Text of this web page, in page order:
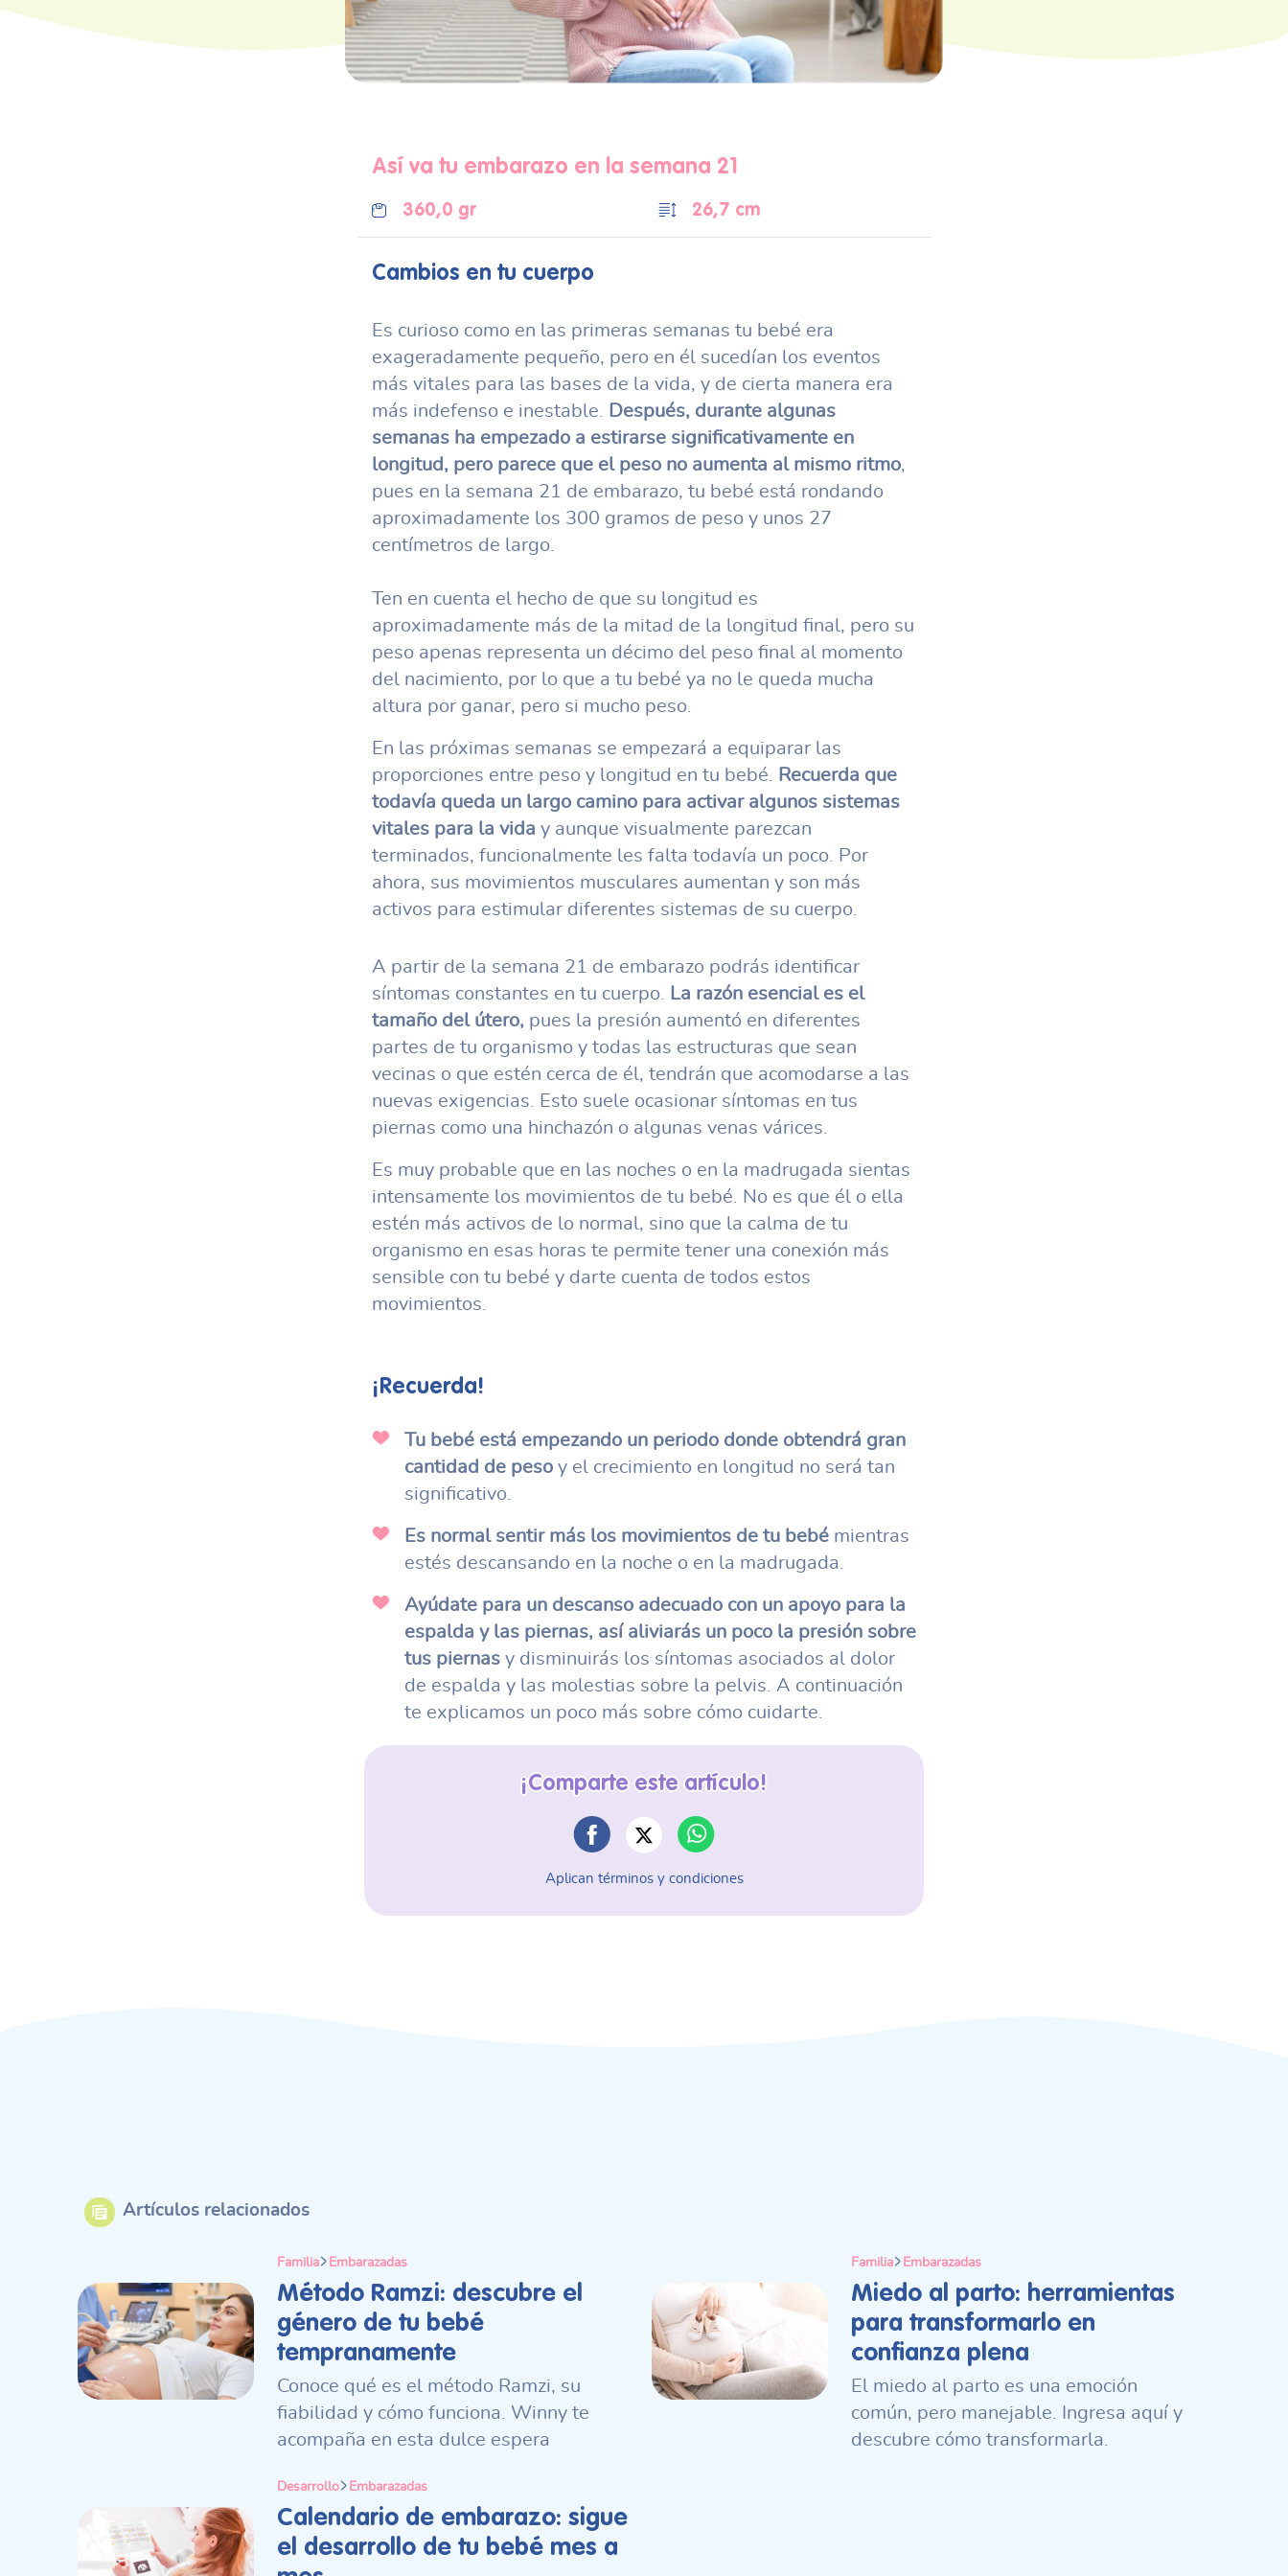
Así va tu embarazo en la semana 21
360,0 gr 26,7 cm
Cambios en tu cuerpo
Es curioso como en las primeras semanas tu bebé era
exageradamente pequeño, pero en él sucedían los eventos
más vitales para las bases de la vida, y de cierta manera era
más indefenso e inestable.
Después, durante algunas
semanas ha empezado a estirarse significativamente en
longitud, pero parece que el peso no aumenta al mismo ritmo,
pues en la semana 21 de embarazo, tu bebé está rondando
aproximadamente los 300 gramos de peso y unos 27
centímetros de largo.
Ten en cuenta el hecho de que su longitud es
aproximadamente más de la mitad de la longitud final, pero su
peso apenas representa un décimo del peso final al momento
del nacimiento, por lo que a tu bebé ya no le queda mucha
altura por ganar, pero si mucho peso.
En las próximas semanas se empezará a equiparar las
proporciones entre peso y longitud en tu bebé.
Recuerda que
todavía queda un largo camino para activar algunos sistemas
vitales para la vida y aunque visualmente parezcan
terminados, funcionalmente les falta todavía un poco. Por
ahora, sus movimientos musculares aumentan y son más
activos para estimular diferentes sistemas de su cuerpo.
A partir de la semana 21 de embarazo podrás identificar
síntomas constantes en tu cuerpo.
La razón esencial es el
tamaño del útero, pues la presión aumentó en diferentes
partes de tu organismo y todas las estructuras que sean
vecinas o que estén cerca de él, tendrán que acomodarse a las
nuevas exigencias. Esto suele ocasionar síntomas en tus
piernas como una hinchazón o algunas venas várices.
Es muy probable que en las noches o en la madrugada sientas
intensamente los movimientos de tu bebé. No es que él o ella
estén más activos de lo normal, sino que la calma de tu
organismo en esas horas te permite tener una conexión más
sensible con tu bebé y darte cuenta de todos estos
movimientos.
¡Recuerda!
Tu bebé está empezando un periodo donde obtendrá gran
cantidad de pesoy el crecimiento en longitud no será tan
significativo.
Es normal sentir más los movimientos de tu bebémientras
estés descansando en la noche o en la madrugada.
Ayúdate para un descanso adecuado con un apoyo para la
espalda y las piernas, así aliviarás un poco la presión sobre
tus piernasy disminuirás los síntomas asociados al dolor
de espalda y las molestias sobre la pelvis. A continuación
te explicamos un poco más sobre cómo cuidarte.
¡Comparte este artículo!
Aplican términos y condiciones
Artículos relacionados
Familia Embarazadas
Método Ramzi: descubre el
género de tu bebé
tempranamente
Conoce qué es el método Ramzi, su
fiabilidad y cómo funciona. Winny te
acompaña en esta dulce espera
Familia Embarazadas
Miedo al parto: herramientas
para transformarlo en
confianza plena
El miedo al parto es una emoción
común, pero manejable. Ingresa aquí y
descubre cómo transformarla.
Desarrollo Embarazadas
Calendario de embarazo: sigue
el desarrollo de tu bebé mes a